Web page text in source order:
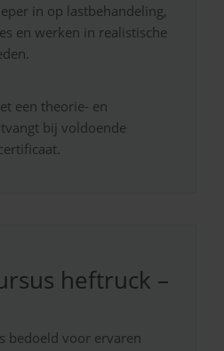
in op lastbehandeling,
en werken in realistische
een theorie- en
bij voldoende
heftruck –
bedoeld voor ervaren